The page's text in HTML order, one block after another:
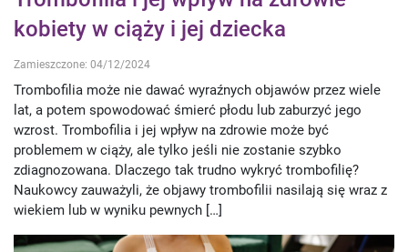
kobiety w ciąży i jej dziecka
Zamieszczone: 04/12/2024
Trombofilia może nie dawać wyraźnych objawów przez wiele
lat, a potem spowodować śmierć płodu lub zaburzyć jego
wzrost. Trombofilia i jej wpływ na zdrowie może być
problemem w ciąży, ale tylko jeśli nie zostanie szybko
zdiagnozowana. Dlaczego tak trudno wykryć trombofilię?
Naukowcy zauważyli, że objawy trombofilii nasilają się wraz z
wiekiem lub w wyniku pewnych […]